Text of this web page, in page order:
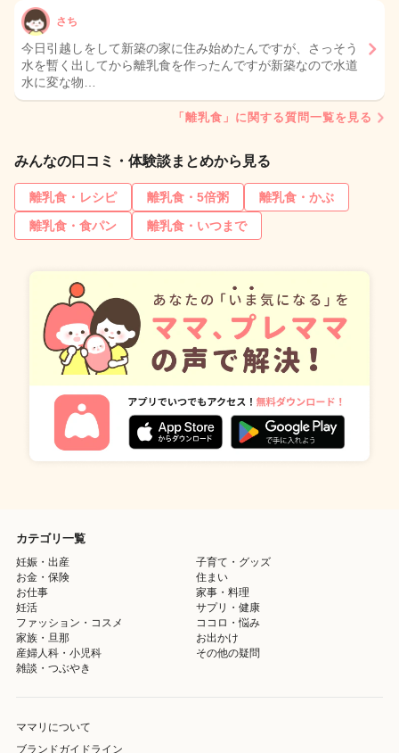
さち
今日引越しをして新築の家に住み始めたんですが、さっそう
水を暫く出してから離乳食を作ったんですが新築なので水道
水に変な物…
「離乳食」に関する質問一覧を見る
みんなの口コミ・体験談まとめから見る
離乳食・レシピ 離乳食・5倍粥
離乳食・かぶ
離乳食・食パン
離乳食・いつまで
カテゴリ一覧
妊娠・出産
子育て・グッズ
お金・保険
住まい
お仕事
家事・料理
妊活
サプリ・健康
ファッション・コスメ
ココロ・悩み
家族・旦那
お出かけ
産婦人科・小児科
その他の疑問
雑談・つぶやき
ママリについて
ブランドガイドライン